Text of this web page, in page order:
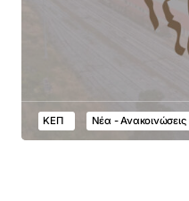
ΚΕΠ Νέα - Ανακοινώσεις